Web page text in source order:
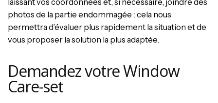
laissant vos coordonnées et, si nécessaire, joindre des
photos de la partie endommagée : cela nous
permettra d’évaluer plus rapidement la situation et de
vous proposer la solution la plus adaptée.
Demandez votre Window
Care-set